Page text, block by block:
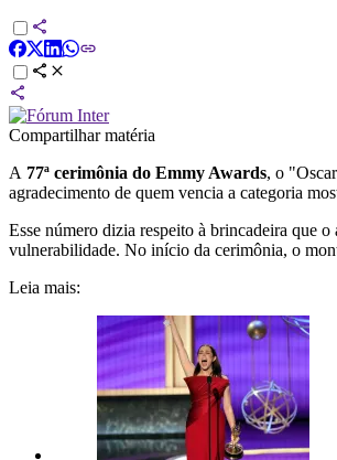
Compartilhar matéria
A 77ª cerimônia do Emmy Awards, o
agradecimento de quem vencia a categoria
Esse número dizia respeito à brincadeira que o
vulnerabilidade. No início da cerimônia, o
Leia mais: